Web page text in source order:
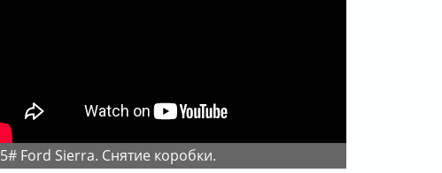
15# Ford Sierra. Снятие коробки.